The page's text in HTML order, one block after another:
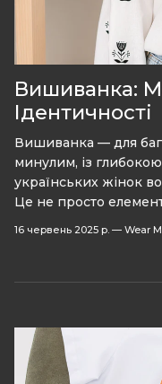
Вишиванка:
Ідентичності
Вишиванка — для
минулим, із
українських жінок
Це не просто
16 червень 2025 р. — Wear